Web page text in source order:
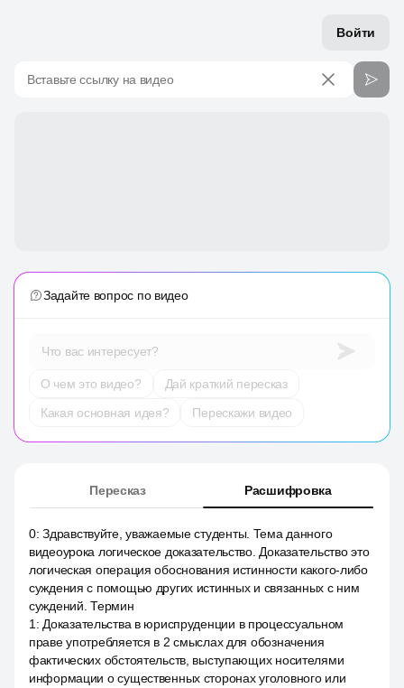
Войти
Вставьте ссылку на видео
Задайте вопрос по видео
Что вас интересует?
О чем это видео?
Дай краткий пересказ
Какая основная идея?
Перескажи видео
Пересказ Расшифровка
0:Здравствуйте, уважаемые студенты. Тема данного
видеоурока логическое доказательство. Доказательство это
логическая операция обоснования истинности какого-либо
суждения с помощью других истинных и связанных с ним
суждений. Термин
1 : Доказательства в юриспруденции в процессуальном
праве употребляется в 2 смыслах для обозначения
фактических обстоятельств, выступающих носителями
информации о существенных сторонах уголовного или